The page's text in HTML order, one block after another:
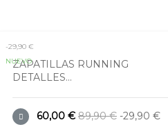
-29,90 €
NUEVO
ZAPATILLAS RUNNING
DETALLES...
60,00 € 89,90 € -29,90 €